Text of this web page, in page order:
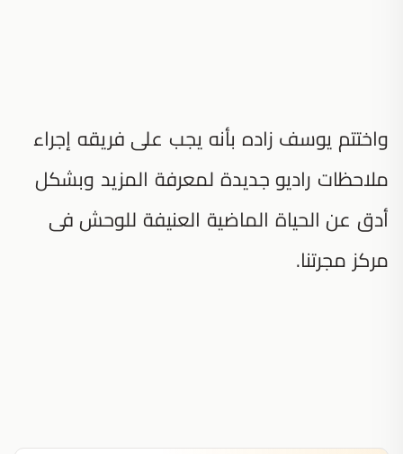
واختتم يوسف زاده بأنه يجب على فريقه إجراء
ملاحظات راديو جديدة لمعرفة المزيد وبشكل
أدق عن الحياة الماضية العنيفة للوحش فى
مركز مجرتنا.